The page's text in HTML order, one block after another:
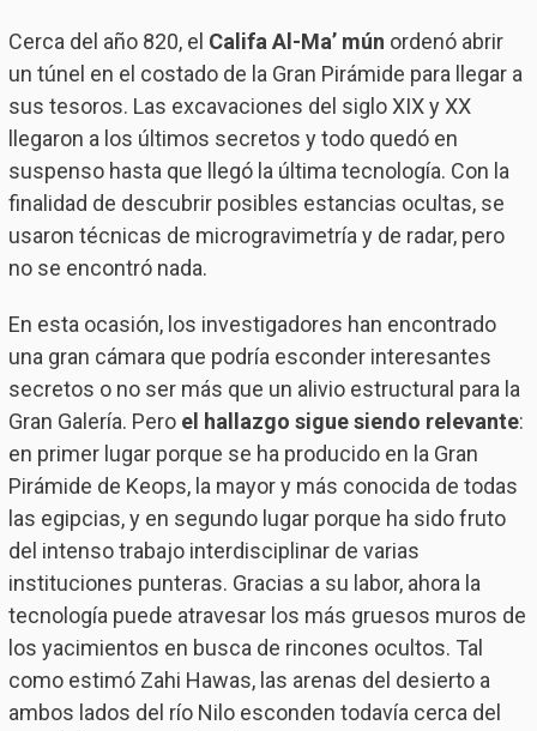
Cerca del año 820, el Califa Al-Ma’ mún ordenó abrir
un túnel en el costado de la Gran Pirámide para llegar a
sus tesoros. Las excavaciones del siglo XIX y XX
llegaron a los últimos secretos y todo quedó en
suspenso hasta que llegó la última tecnología. Con la
finalidad de descubrir posibles estancias ocultas, se
usaron técnicas de microgravimetría y de radar, pero
no se encontró nada.
En esta ocasión, los investigadores han encontrado
una gran cámara que podría esconder interesantes
secretos o no ser más que un alivio estructural para la
Gran Galería. Pero el hallazgo sigue siendo relevante:
en primer lugar porque se ha producido en la Gran
Pirámide de Keops, la mayor y más conocida de todas
las egipcias, y en segundo lugar porque ha sido fruto
del intenso trabajo interdisciplinar de varias
instituciones punteras. Gracias a su labor, ahora la
tecnología puede atravesar los más gruesos muros de
los yacimientos en busca de rincones ocultos. Tal
como estimó Zahi Hawas, las arenas del desierto a
ambos lados del río Nilo esconden todavía cerca del